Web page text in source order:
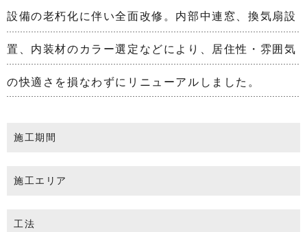
設備の老朽化に伴い全面改修。内部中連窓、換気扇設
置、内装材のカラー選定などにより、居住性・雰囲気
の快適さを損なわずにリニューアルしました。
施工期間
施工エリア
工法